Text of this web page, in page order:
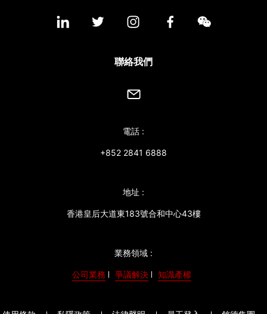
聯絡我們
電話 :
+852 2841 6888
地址 :
香港皇后大道東183號合和中心43樓
業務領域 :
公司業務 爭議解決 知識產權